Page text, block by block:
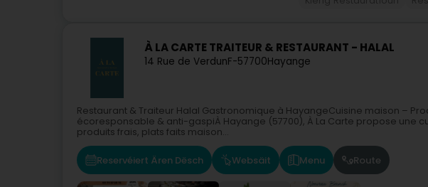
À LA CARTE TRAITEUR & RESTAURANT - HALAL
14 Rue de VerdunF-57700Hayange
Restaurant & Traiteur Halal Gastronomique à HayangeCuisine maison –
écoresponsable & anti-gaspiÀ Hayange (57700), À La Carte propose une
produits frais, plats faits maison...
Reservéiert Ären Dësch Websäit Menu Route